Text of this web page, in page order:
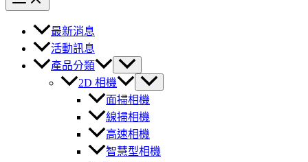
最新消息
活動訊息
產品分類
2D 相機
面掃相機
線掃相機
高速相機
智慧型相機